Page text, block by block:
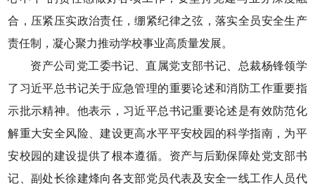
合，压紧压实政治责任，绷紧纪律之弦，落实全员安全生产
责任制，凝心聚力推动学校事业高质量发展。
资产公司党工委书记、直属党支部书记、总裁杨锋领学
了习近平总书记关于应急管理的重要论述和消防工作重要指
示批示精神。他表示，习近平总书记重要论述是有效防范化
解重大安全风险、建设更高水平平安校园的科学指南，为平
安校园的建设提供了根本遵循。资产与后勤保障处党支部书
记、副处长徐建烽向各支部党员代表及安全一线工作人员代